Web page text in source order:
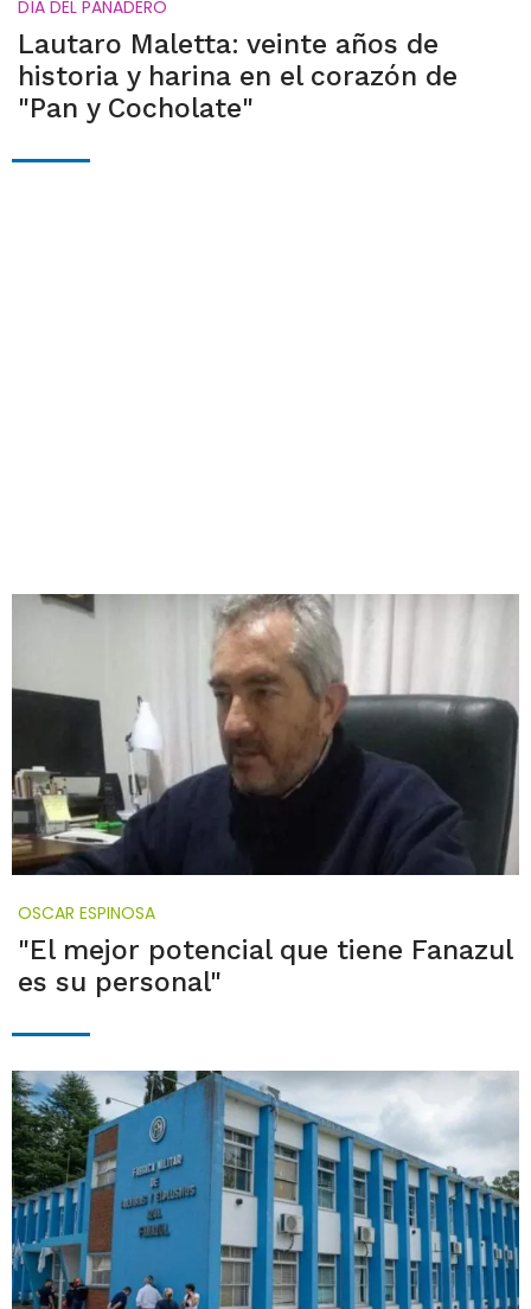
DÍA DEL PANADERO
Lautaro Maletta: veinte años de
historia y harina en el corazón de
"Pan y Cocholate"
OSCAR ESPINOSA
"El mejor potencial que tiene Fanazul
es su personal"